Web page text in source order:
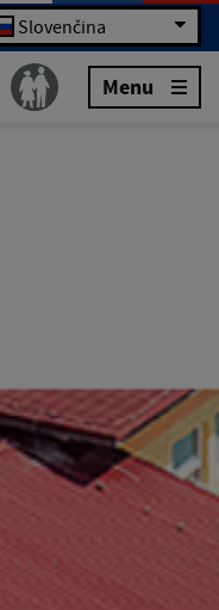
Slovenčina
Menu